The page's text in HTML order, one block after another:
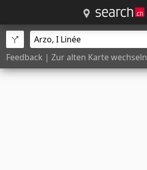
Feedback | Zur alten Karte wechseln